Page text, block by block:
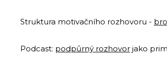
Struktura motivačního rozhovoru -
Podcast: podpůrný rozhovor jako